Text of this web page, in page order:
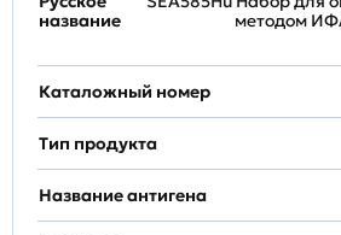
название
методом
Каталожный номер
Тип продукта
Название антигена